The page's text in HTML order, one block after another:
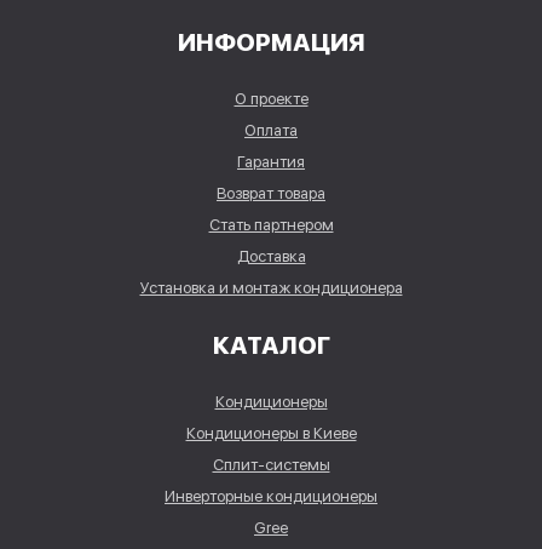
ИНФОРМАЦИЯ
О проекте
Оплата
Гарантия
Возврат товара
Стать партнером
Доставка
Установка и монтаж кондиционера
КАТАЛОГ
Кондиционеры
Кондиционеры в Киеве
Сплит-системы
Инверторные кондиционеры
Gree